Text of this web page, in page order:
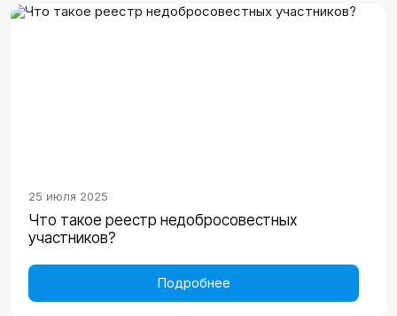
25 июля 2025
Что такое реестр недобросовестных
участников?
Подробнее